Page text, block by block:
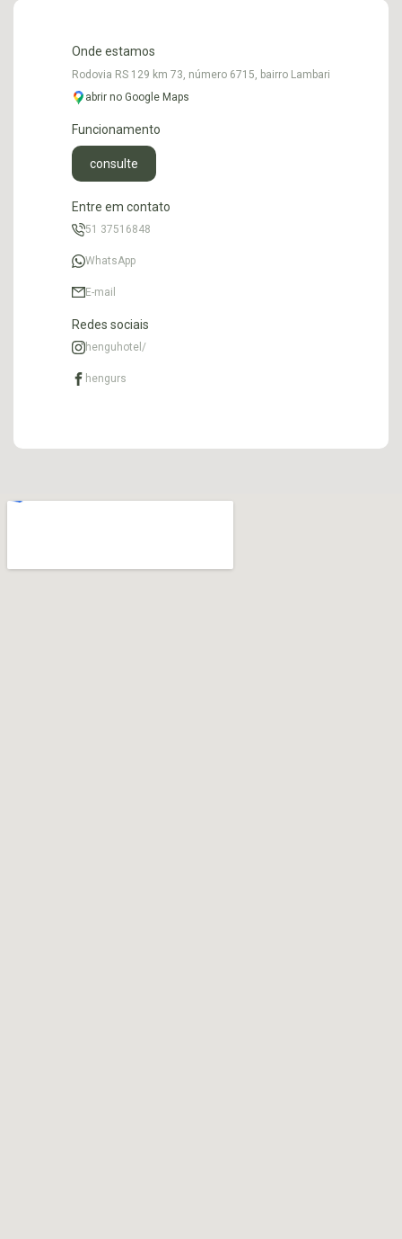
Onde estamos
Rodovia RS 129 km 73, número 6715, bairro Lambari
abrir no Google Maps
Funcionamento
consulte
Entre em contato
51 37516848
WhatsApp
E-mail
Redes sociais
henguhotel/
hengurs